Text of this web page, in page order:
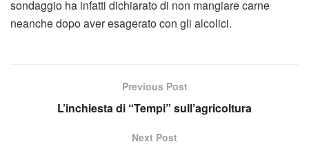
sondaggio ha infatti dichiarato di non mangiare carne
neanche dopo aver esagerato con gli alcolici.
Previous Post
L’inchiesta di “Tempi” sull’agricoltura
Next Post